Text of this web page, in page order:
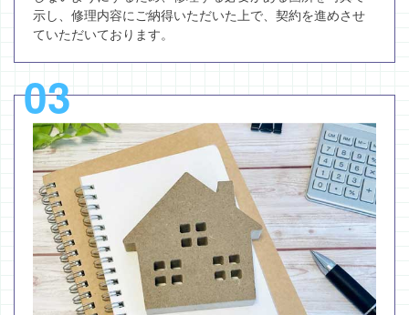
示し、修理内容にご納得いただいた上で、契約を進めさせ
ていただいております。
03